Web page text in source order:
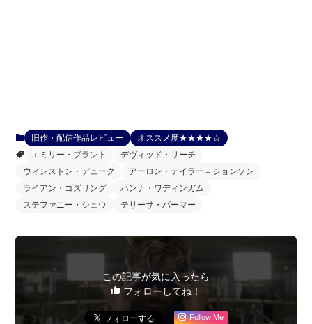
旧作・配信作品レビュー
オススメ度★★★★☆
エミリー・ブラント
デヴィッド・リーチ
ウィンストン・デューク
アーロン・テイラー＝ジョンソン
ライアン・ゴズリング
ハンナ・ワディンガム
ステファニー・シュウ
テリーサ・パーマー
この記事が気に入ったら
フォローしてね！
Follow Me